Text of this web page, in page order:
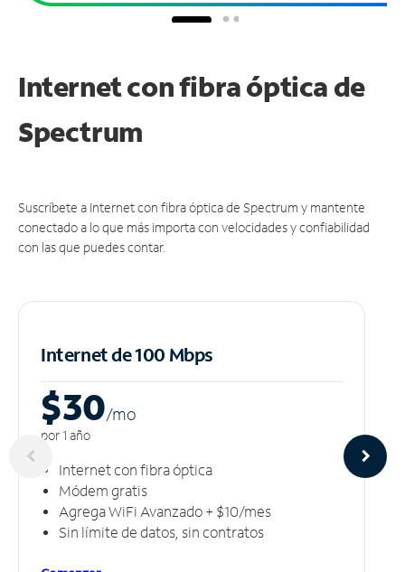
Internet con fibra óptica de
Spectrum
Suscríbete a Internet con fibra óptica de Spectrum y mantente
conectado a lo que más importa con velocidades y confiabilidad
con las que puedes contar.
Internet de 100 Mbps
$30/mo
por 1 año
Internet con fibra óptica
Módem gratis
Agrega WiFi Avanzado + $10/mes
Sin límite de datos, sin contratos